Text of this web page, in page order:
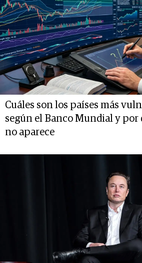
Cuáles son los países más
según el Banco Mundial y por
no aparece